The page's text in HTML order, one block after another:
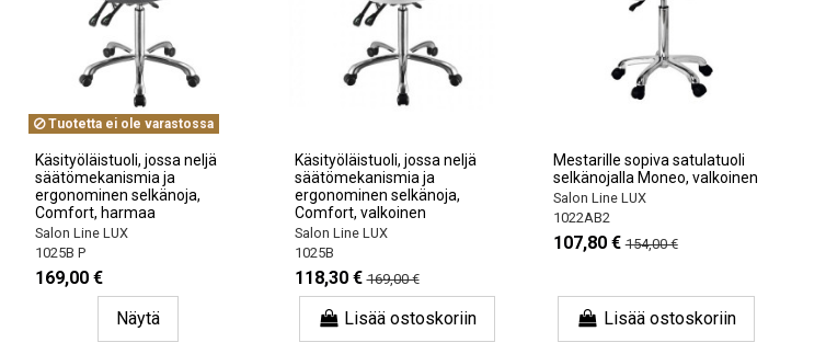
Tuotetta ei ole varastossa
Käsityöläistuoli, jossa neljä
säätömekanismia ja
ergonominen selkänoja,
Comfort, harmaa
Salon Line LUX
1025B P
169,00 €
Näytä
Käsityöläistuoli, jossa neljä
säätömekanismia ja
ergonominen selkänoja,
Comfort, valkoinen
Salon Line LUX
1025B
118,30 € 169,00 €
Lisää ostoskoriin
Mestarille sopiva satulatuoli
selkänojalla Moneo, valkoinen
Salon Line LUX
1022AB2
107,80 € 154,00 €
Lisää ostoskoriin